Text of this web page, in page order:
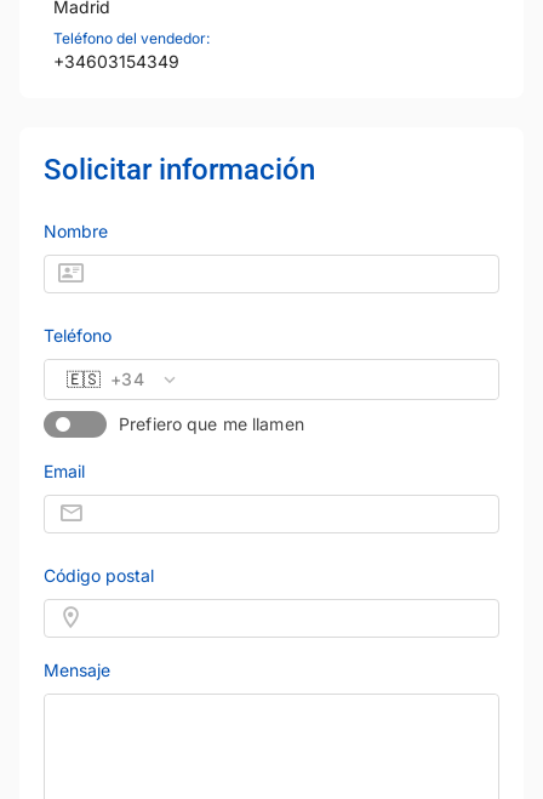
Madrid
Teléfono del vendedor:
+34603154349
Solicitar información
Nombre
Teléfono
🇪🇸 +34
Prefiero que me llamen
Email
Código postal
Mensaje